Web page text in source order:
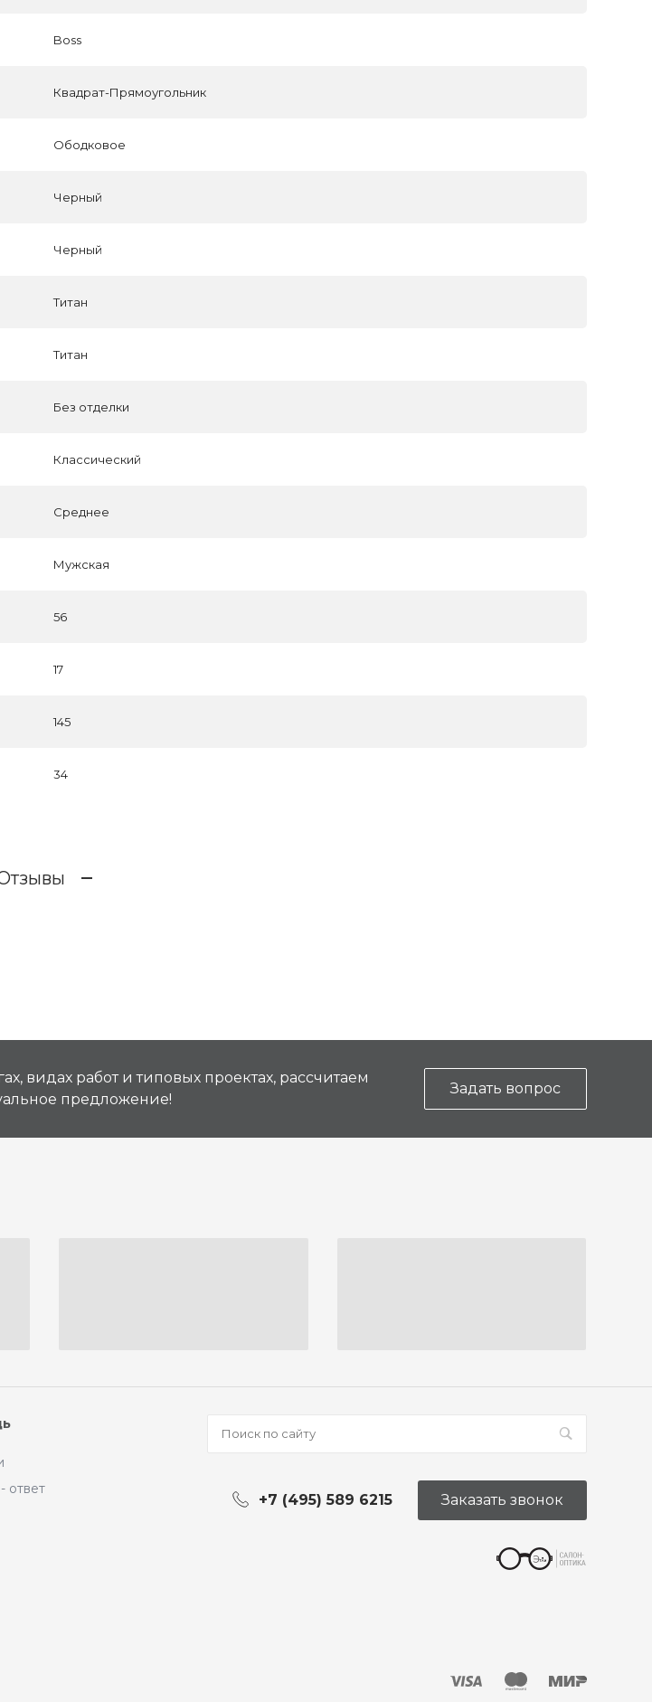
Boss
Квадрат-Прямоугольник
Ободковое
Черный
Черный
Титан
Титан
Без отделки
Классический
Среднее
Мужская
56
17
145
34
видах работ и типовых проектах, рассчитаем
предложение!
Задать вопрос
ответ
+7 (495) 589 6215 Заказать звонок